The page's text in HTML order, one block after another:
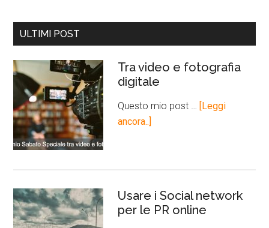
ULTIMI POST
Tra video e fotografia
digitale
Questo mio post …
[Leggi
ancora..]
Usare i Social network
per le PR online